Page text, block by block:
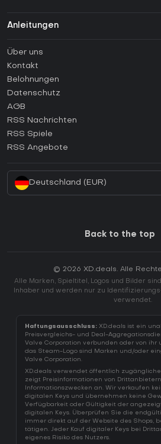
Anleitungen
Anleitungen
Wie aktiviert man einen Steam CD
Wie aktiviert man einen Epic Games
Wie aktiviert man einen GOG CD Key?
Wie aktiviert man einen Ubisoft
Über uns
Kontakt
Belohnungen
Datenschutz
AGB
RSS Nachrichten
RSS Spiele
RSS Angebote
Deutschland (EUR)
Back to the top
© 2026 XD.deals. Alle
Alle Marken, Spieltitel, Logos und Bilder
Inhaber und werden nur zu
verwendet.
Haftungsausschluss: XD.deals ist ein
Preisvergleichs- und Deal-
Valve Corporation verbunden oder von ihr
das Steam-Logo sind Marken und/oder
Valve Corporation.
XD.deals verwendet öffentlich
zeigt Preisinformationen von
Informationszwecken an. Wir verkaufen
digitalen Keys und übernehmen keine
Verfügbarkeit oder Gültigkeit der
digitalen Keys. Überprüfen Sie die
immer direkt auf der Website des Shops,
tätigen. Jeder Kauf digitaler Keys bei
eigenes Risiko des Nutzers.